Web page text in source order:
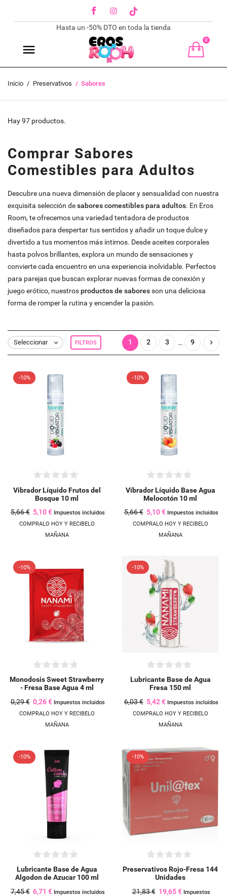
FacebookInstagram
TikTok
Hasta un -50% DTO en toda la tienda
0
Inicio Preservativos Sabores
Hay 97 productos.
Comprar Sabores
Comestibles para Adultos
Descubre una nueva dimensión de placer y sensualidad con nuestra
exquisita selección desabores comestibles para adultos. En Eros
Room, te ofrecemos una variedad tentadora de productos
diseñados para despertar tus sentidos y añadir un toque dulce y
divertido a tus momentos más íntimos. Desde aceites corporales
hasta polvos brillantes, explora un mundo de sensaciones y
convierte cada encuentro en una experiencia inolvidable. Perfectos
para parejas que buscan explorar nuevas formas de conexión y
juego erótico, nuestrosproductos de saboresson una deliciosa
forma de romper la rutina y encender la pasión.
Seleccionar  FILTROS 1 2 3 … 9 
-10%
Vibrador Líquido Frutos del
Bosque 10 ml
5,66 € 5,10 € Impuestos incluidos
COMPRALO HOY Y RECIBELO
MAÑANA
-10%
Vibrador Líquido Base Agua
Melocotón 10 ml
5,66 € 5,10 € Impuestos incluidos
COMPRALO HOY Y RECIBELO
MAÑANA
-10%
Monodosis Sweet Strawberry
- Fresa Base Agua 4 ml
0,29 € 0,26 € Impuestos incluidos
COMPRALO HOY Y RECIBELO
MAÑANA
-10%
Lubricante Base de Agua
Fresa 150 ml
6,03 € 5,42 € Impuestos incluidos
COMPRALO HOY Y RECIBELO
MAÑANA
-10%
Lubricante Base de Agua
Algodon de Azucar 100 ml
7,45 € 6,71 € Impuestos incluidos
-10%
Preservativos Rojo-Fresa 144
Unidades
21,83 € 19,65 € Impuestos